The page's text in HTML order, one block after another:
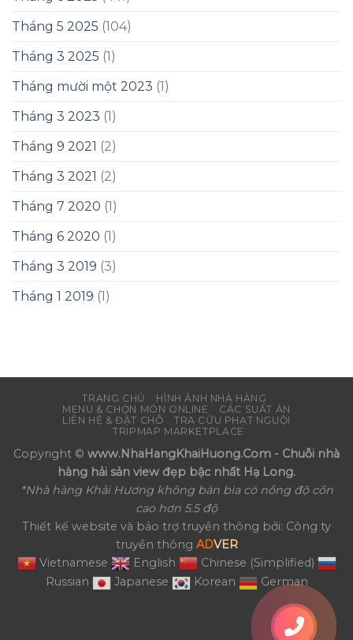
Tháng 5 2025 (104)
Tháng 3 2025 (1)
Tháng mười một 2023 (1)
Tháng 3 2023 (1)
Tháng 9 2021 (2)
Tháng 3 2021 (2)
Tháng 7 2020 (1)
Tháng 6 2020 (1)
Tháng 3 2019 (3)
Tháng 1 2019 (1)
TRANG CHỦ
HÌNH ẢNH NHÀ HÀNG
MENU & CHỌN MÓN ONLINE
CÁC SUẤT ĂN
LIÊN HỆ & ĐẶT CHỖ
TRA CỨU PHẠT NGUỘI
TRIPMAP MARKETPLACE
Copyright © www.NhaHangKhaiHuong.Com - Chuỗi nhà
hàng hải sản view đẹp bậc nhất Hạ Long.
*Nhà hàng Khải Hương không bán bia có nồng độ cồn
cao hơn 5.5 độ
Thiết kế website và bảo trợ truyền thông bởi: Công ty
truyền thông ADVER
Vietnamese
English
Chinese (Simplified)
Russian
Japanese Korean German